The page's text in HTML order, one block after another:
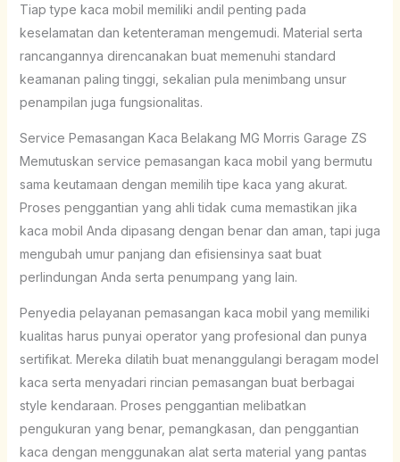
Tiap type kaca mobil memiliki andil penting pada
keselamatan dan ketenteraman mengemudi. Material serta
rancangannya direncanakan buat memenuhi standard
keamanan paling tinggi, sekalian pula menimbang unsur
penampilan juga fungsionalitas.
Service Pemasangan Kaca Belakang MG Morris Garage ZS
Memutuskan service pemasangan kaca mobil yang bermutu
sama keutamaan dengan memilih tipe kaca yang akurat.
Proses penggantian yang ahli tidak cuma memastikan jika
kaca mobil Anda dipasang dengan benar dan aman, tapi juga
mengubah umur panjang dan efisiensinya saat buat
perlindungan Anda serta penumpang yang lain.
Penyedia pelayanan pemasangan kaca mobil yang memiliki
kualitas harus punyai operator yang profesional dan punya
sertifikat. Mereka dilatih buat menanggulangi beragam model
kaca serta menyadari rincian pemasangan buat berbagai
style kendaraan. Proses penggantian melibatkan
pengukuran yang benar, pemangkasan, dan penggantian
kaca dengan menggunakan alat serta material yang pantas